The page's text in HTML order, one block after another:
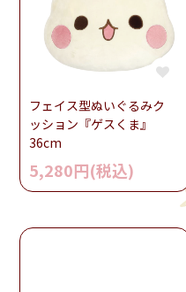
フェイス型ぬいぐるみク
ッション『ゲスくま』
36cm
5,280円(税込)